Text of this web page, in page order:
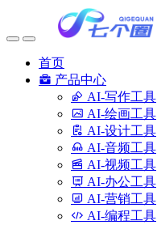
首页
产品中心
AI-写作工具
AI-绘画工具
AI-设计工具
AI-音频工具
AI-视频工具
AI-办公工具
AI-营销工具
AI-编程工具